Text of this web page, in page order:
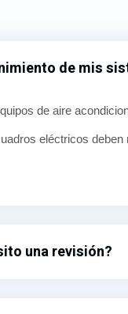
de mis
de aire
eléctricos
una revisión?